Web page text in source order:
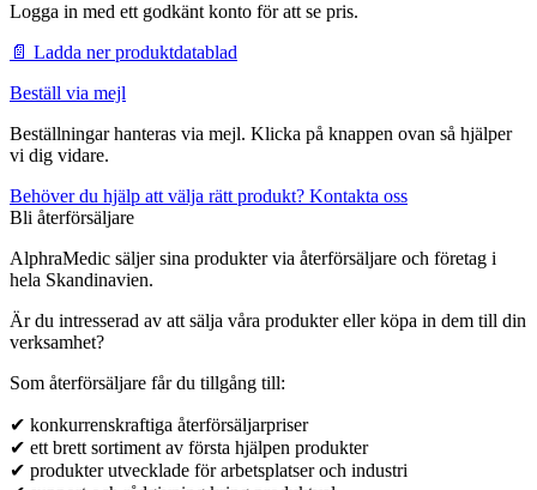
Logga in med ett godkänt konto för att se pris.
📄 Ladda ner produktdatablad
Beställ via mejl
Beställningar hanteras via mejl. Klicka på knappen ovan så hjälper
vi dig vidare.
Behöver du hjälp att välja rätt produkt? Kontakta oss
Bli återförsäljare
AlphraMedic säljer sina produkter via återförsäljare och företag i
hela Skandinavien.
Är du intresserad av att sälja våra produkter eller köpa in dem till din
verksamhet?
Som återförsäljare får du tillgång till:
✔ konkurrenskraftiga återförsäljarpriser
✔ ett brett sortiment av första hjälpen produkter
✔ produkter utvecklade för arbetsplatser och industri